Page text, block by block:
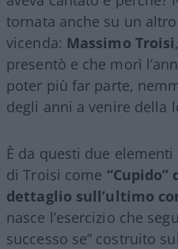
tornata anche su un
vicenda: Massimo Troisi
presentò e che morì
poter più far parte,
degli anni a venire della
È da questi due
di Troisi come “Cupido”
dettaglio sull’ultimo
nasce l’esercizio che
successo se” costruito